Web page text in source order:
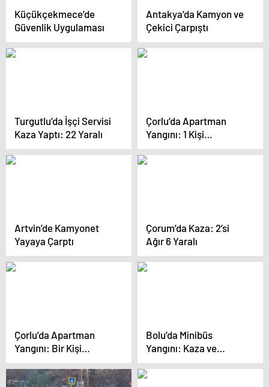
Küçükçekmece’de
Güvenlik Uygulaması
Antakya’da Kamyon ve
Çekici Çarpıştı
Turgutlu’da İşçi Servisi
Kaza Yaptı: 22 Yaralı
Çorlu’da Apartman
Yangını: 1 Kişi
Balkondan Kurtarıldı
Artvin’de Kamyonet
Yayaya Çarptı
Çorum’da Kaza: 2’si
Ağır 6 Yaralı
Çorlu’da Apartman
Yangını: Bir Kişi
Kurtarıldı
Bolu’da Minibüs
Yangını: Kaza ve
Tahliye